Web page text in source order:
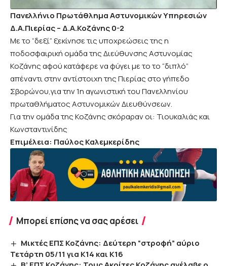
Πανελλήνιο Πρωτάθλημα Αστυνομικών Υπηρεσιών
Δ.Α.Πιερίας – Δ.Α.Κοζάνης 0-2
Με το “δεξί” ξεκίνησε τις υποχρεώσεις της η
ποδοσφαιρική ομάδα της Διεύθυνσης Αστυνομίας
Κοζάνης αφού κατάφερε να φύγει με το το “διπλό”
απέναντι στην αντίστοιχη της Πιερίας στο γήπεδο
Σβορώνου,για την 1η αγωνιστική του Πανελληνίου
πρωταθλήματος Αστυνομικών Διευθύνσεων.
Για την ομάδα της Κοζάνης σκόραραν οι: Τιουκαλιάς και
Κωνσταντινίδης
Επιμέλεια: Παύλος Καλεμκερίδης
Μπορεί επίσης να σας αρέσει
Μικτές ΕΠΣ Κοζάνης: Δεύτερη “στροφή” αύριο
Τετάρτη 05/11 για Κ14 και Κ16